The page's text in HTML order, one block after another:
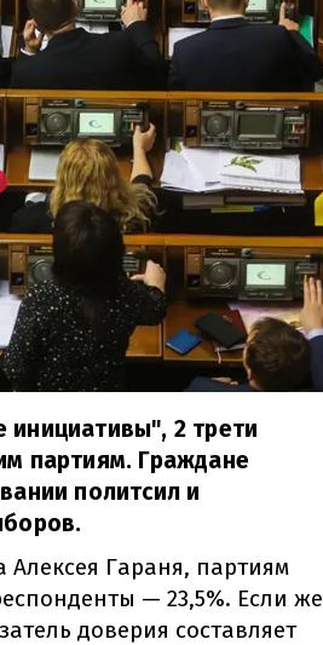
2 трети
партиям. Граждане
политсил и
Гараня, партиям
— 23,5%. Если же
доверия составляет